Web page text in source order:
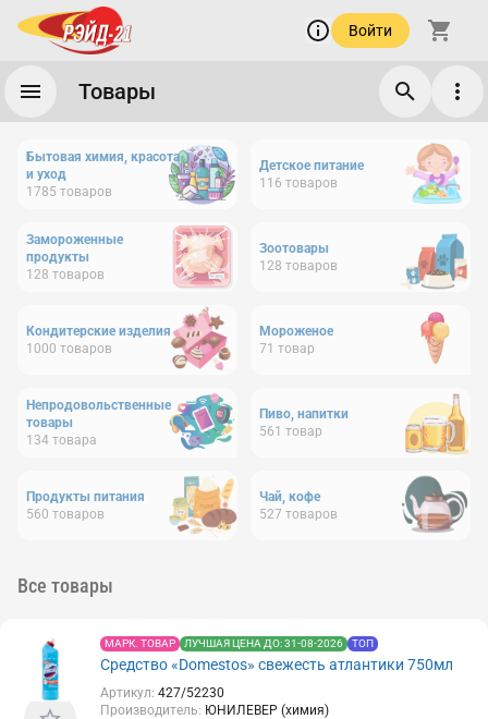
Войти
Товары
Бытовая химия, красота
и уход
1785 товаров
Детское питание
116 товаров
Замороженные
продукты
128 товаров
Зоотовары
128 товаров
Кондитерские изделия
1000 товаров
Мороженое
71 товар
Непродовольственные
товары
134 товара
Пиво, напитки
561 товар
Продукты питания
560 товаров
Чай, кофе
527 товаров
Все товары
МАРК. ТОВАР ЛУЧШАЯ ЦЕНА ДО: 31-08-2026 ТОП
Средство «Domestos» свежесть атлантики 750мл
Артикул: 427/52230
Производитель: ЮНИЛЕВЕР (химия)